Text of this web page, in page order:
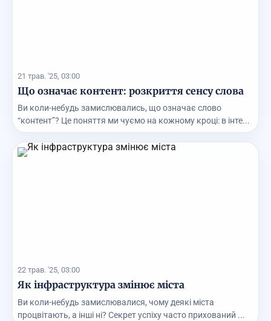
21 трав. '25, 03:00
Що означає контент: розкриття сенсу слова
Ви коли-небудь замислювались, що означає слово
“контент”? Це поняття ми чуємо на кожному кроці: в інте...
22 трав. '25, 03:00
Як інфраструктура змінює міста
Ви коли-небудь замислювалися, чому деякі міста
процвітають, а інші ні? Секрет успіху часто прихований ...